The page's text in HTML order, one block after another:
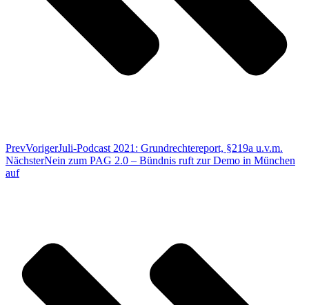
PrevVorigerJuli-Podcast 2021: Grundrechtereport, §219a u.v.m.
NächsterNein zum PAG 2.0 – Bündnis ruft zur Demo in München
auf